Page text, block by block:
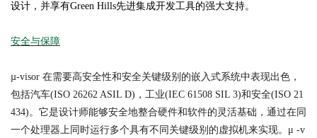
设计，并享有Green Hills先进集成开发工具的强大支持。
安全与保障
µ-visor 在需要高安全性和安全关键级别的嵌入式系统中表现出色，
包括汽车(ISO 26262 ASIL D)，工业(IEC 61508 SIL 3)和安全(ISO 21
434)。它是设计师能够安全地整合硬件和软件的灵活基础，通过在同
一个处理器上同时运行多个具有不同关键级别的虚拟机来实现。μ -v